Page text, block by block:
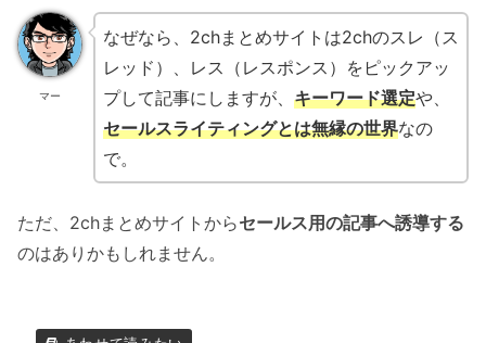
マー
なぜなら、2chまとめサイトは2chのスレ（ス
レッド）、レス（レスポンス）をピックアッ
プして記事にしますが、 キーワード選定や、
セールスライティングとは無縁の世界なの
で。
ただ、2chまとめサイトからセールス用の記事へ誘導する
のはありかもしれません。